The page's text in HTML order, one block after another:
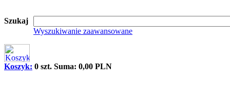
Szukaj
Wyszukiwanie zaawansowane
Koszyk: 0 szt. Suma: 0,00 PLN